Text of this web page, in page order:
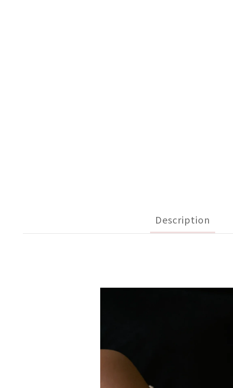
Description